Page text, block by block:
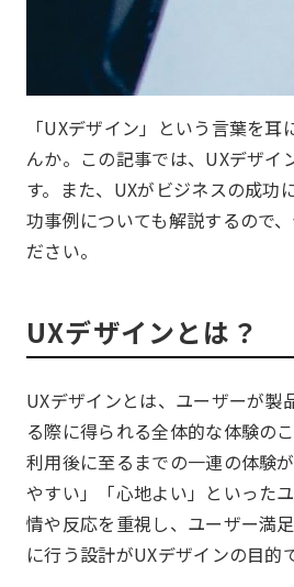
「UXデザイン」という言葉を
んか。この記事では、UXデザイ
す。また、UXがビジネスの成功
功事例についても解説するので
ださい。
UXデザインとは？
UXデザインとは、ユーザーが製
る際に得られる全体的な体験の
利用後に至るまでの一連の体験
やすい」「心地よい」といった
情や反応を重視し、ユーザー満
に行う設計がUXデザインの目的で